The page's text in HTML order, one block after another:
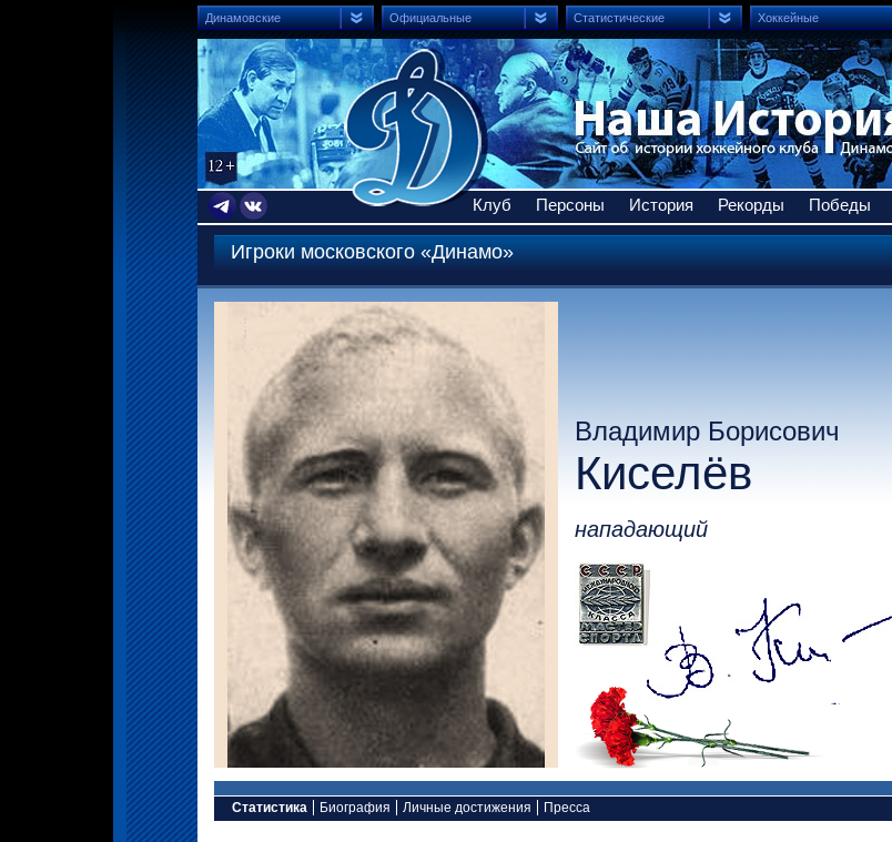
Динамовские Официальные Статистические Хоккейные
Клуб Персоны История Рекорды Победы
Игроки московского «Динамо»
Владимир Борисович
Киселёв
нападающий
Статистика Биография Личные достижения Пресса